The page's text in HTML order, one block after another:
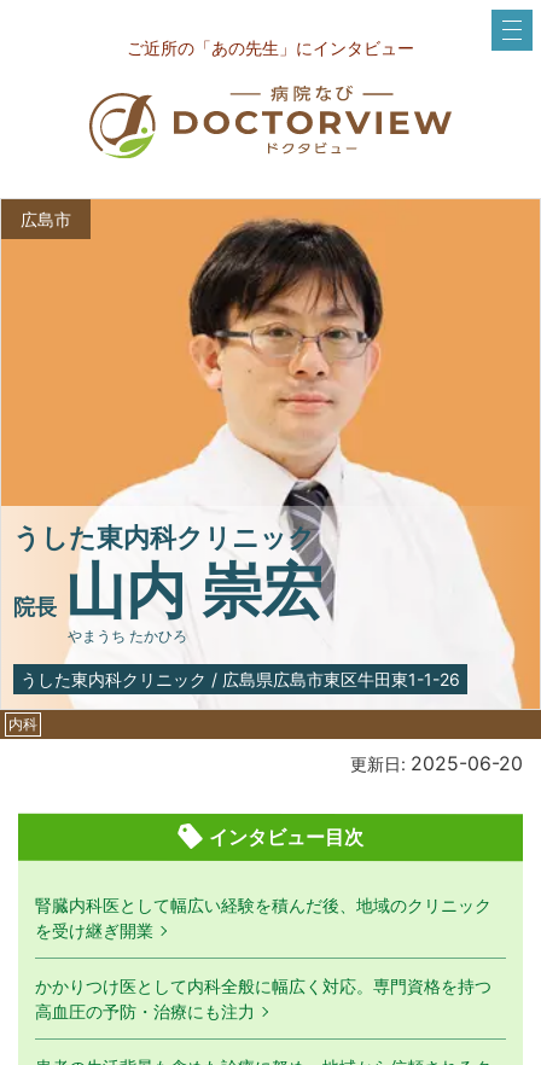
ご近所の「あの先生」にインタビュー
広島市
うした東内科クリニック
院長 山内 崇宏
やまうち たかひろ
うした東内科クリニック / 広島県広島市東区牛田東1-1-26
内科
更新日: 2025-06-20
インタビュー目次
腎臓内科医として幅広い経験を積んだ後、地域のクリニック
を受け継ぎ開業
かかりつけ医として内科全般に幅広く対応。専門資格を持つ
高血圧の予防・治療にも注力